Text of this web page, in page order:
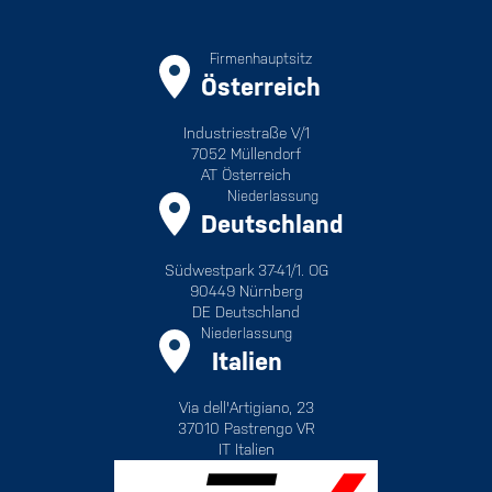
Firmenhauptsitz
Österreich
Industriestraße V/1
7052 Müllendorf
AT Österreich
Niederlassung
Deutschland
Südwestpark 37-41/1. OG
90449 Nürnberg
DE Deutschland
Niederlassung
Italien
Via dell'Artigiano, 23
37010 Pastrengo VR
IT Italien